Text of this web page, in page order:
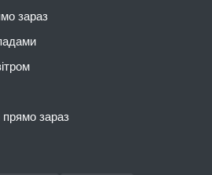
зараз
прямо зараз